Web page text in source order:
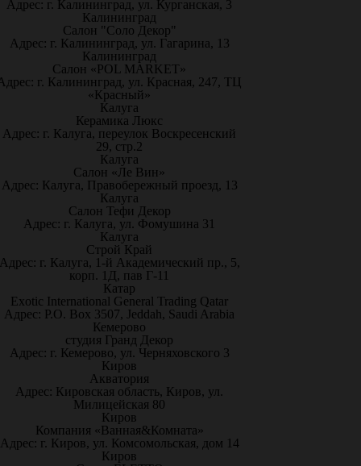
Адрес: г. Калининград, ул. Курганская, 3
Калининград
Салон "Соло Декор"
Адрес: г. Калининград, ул. Гагарина, 13
Калининград
Салон «POL MARKET»
г. Калининград, ул. Красная, 247, ТЦ
«Красный»
Калуга
Керамика Люкс
Адрес: г. Калуга, переулок Воскресенский
29, стр.2
Калуга
Салон «Ле Вин»
Адрес: Калуга, Правобережный проезд, 13
Калуга
Салон Тефи Декор
Адрес: г. Калуга, ул. Фомушина 31
Калуга
Строй Край
г. Калуга, 1-й Академический пр., 5,
корп. 1Д, пав Г-11
Катар
Exotic International General Trading Qatar
Адрес: P.O. Box 3507, Jeddah, Saudi Arabia
Кемерово
студия Гранд Декор
Адрес: г. Кемерово, ул. Черняховского 3
Киров
Акватория
Адрес: Кировская область, Киров, ул.
Милицейская 80
Киров
Компания «Ванная&Комната»
Адрес: г. Киров, ул. Комсомольская, дом 14
Киров